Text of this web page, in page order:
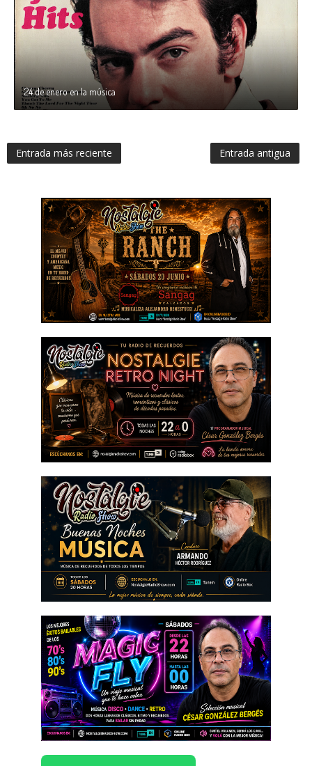
24 de enero en la música
Entrada más reciente Entrada antigua